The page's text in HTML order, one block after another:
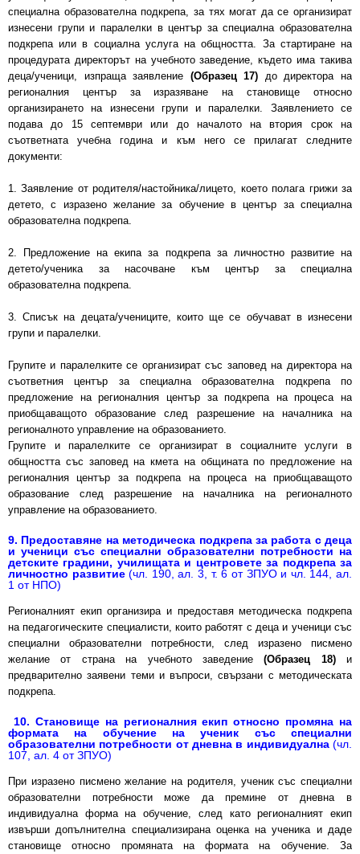
специална образователна подкрепа, за тях могат да се организират
изнесени групи и паралелки в център за специална образователна
подкрепа или в социална услуга на общността. За стартиране на
процедурата директорът на учебното заведение, където има такива
деца/ученици, изпраща заявление (Образец 17) до директора на
регионалния център за изразяване на становище относно
организирането на изнесени групи и паралелки. Заявлението се
подава до 15 септември или до началото на втория срок на
съответната учебна година и към него се прилагат следните
документи:
1. Заявление от родителя/настойника/лицето, което полага грижи за
детето, с изразено желание за обучение в център за специална
образователна подкрепа.
2. Предложение на екипа за подкрепа за личностно развитие на
детето/ученика за насочване към център за специална
образователна подкрепа.
3. Списък на децата/учениците, които ще се обучават в изнесени
групи и паралелки.
Групите и паралелките се организират със заповед на директора на
съответния център за специална образователна подкрепа по
предложение на регионалния център за подкрепа на процеса на
приобщаващото образование след разрешение на началника на
регионалното управление на образованието.
Групите и паралелките се организират в социалните услуги в
общността със заповед на кмета на общината по предложение на
регионалния център за подкрепа на процеса на приобщаващото
образование след разрешение на началника на регионалното
управление на образованието.
9. Предоставяне на методическа подкрепа за работа с деца
и ученици със специални образователни потребности на
детските градини, училищата и центровете за подкрепа за
личностно развитие(чл. 190, ал. 3, т. 6 от ЗПУО и чл. 144, ал.
1 от НПО)
Регионалният екип организира и предоставя методическа подкрепа
на педагогическите специалисти, които работят с деца и ученици със
специални образователни потребности, след изразено писмено
желание от страна на учебното заведение(Образец 18)и
предварително заявени теми и въпроси, свързани с методическата
подкрепа.
10. Становище на регионалния екип относно промяна на
формата на обучение на ученик със специални
образователни потребности от дневна в индивидуална (чл.
107, ал. 4 от ЗПУО)
При изразено писмено желание на родителя, ученик със специални
образователни потребности може да премине от дневна в
индивидуална форма на обучение, след като регионалният екип
извърши допълнителна специализирана оценка на ученика и даде
становище относно промяната на формата на обучение. За